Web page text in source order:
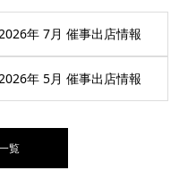
年 7月 催事出店情報
年 5月 催事出店情報
覧